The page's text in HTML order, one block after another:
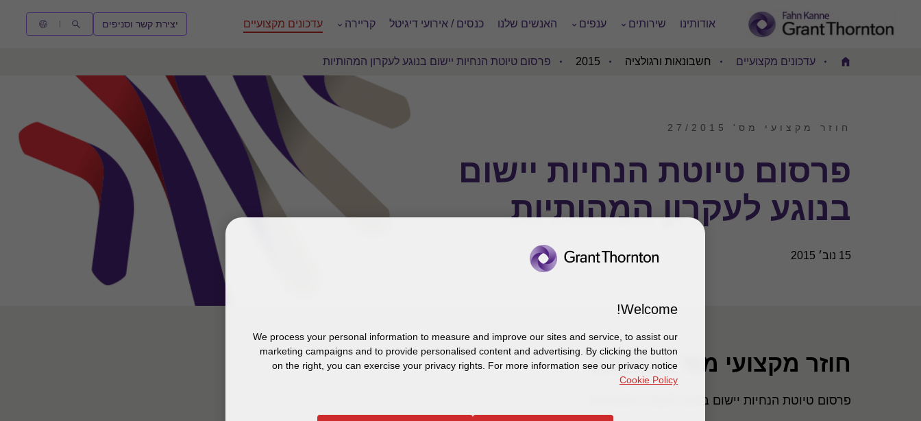
אודותינו שירותים ענפים האנשים שלנו כנסים / אירועי דיגיטל קריירה עדכונים מקצועיים יצירת קשר וסניפים
Home
עדכונים מקצועיים חשבונאות ורגולציה 2015 פרסום טיוטת הנחיות יישום בנוגע לעקרון המהותיות
חוזר מקצועי מס' 27/2015
פרסום טיוטת הנחיות יישום
בנוגע לעקרון המהותיות
15 נוב׳ 2015
חוזר מקצועי מס' 27/2015
פרסום טיוטת הנחיות יישום בנוגע לעקרון המהותיות
Welcome!
We process your personal information to measure and improve our sites and service, to assist our
marketing campaigns and to provide personalised content and advertising. By clicking the button
on the right, you can exercise your privacy rights. For more information see our privacy notice
Cookie Policy